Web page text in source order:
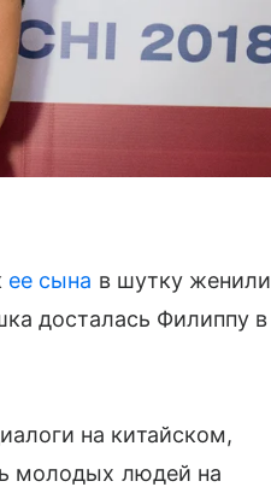
ее сына в шутку женили
досталась Филиппу в
на китайском,
молодых людей на